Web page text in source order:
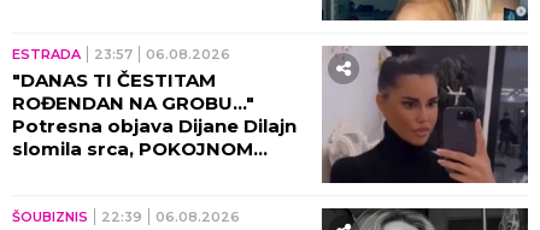
ESTRADA 23:57 06.08.2026
"DANAS TI ČESTITAM
ROĐENDAN NA GROBU..."
Potresna objava Dijane Dilajn
slomila srca, POKOJNOM
ŠOUBIZNIS 22:39 06.08.2026